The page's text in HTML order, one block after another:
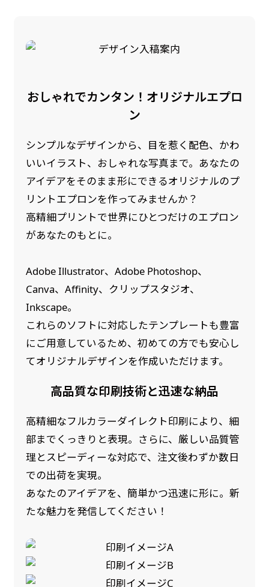
おしゃれでカンタン！オリジナルエプロ
ン
シンプルなデザインから、目を惹く配色、かわ
いいイラスト、おしゃれな写真まで。あなたの
アイデアをそのまま形にできるオリジナルのプ
リントエプロンを作ってみませんか？
高精細プリントで世界にひとつだけのエプロン
があなたのもとに。
Adobe Illustrator、Adobe Photoshop、
Canva、Affinity、クリップスタジオ、
Inkscape。
これらのソフトに対応したテンプレートも豊富
にご用意しているため、初めての方でも安心し
てオリジナルデザインを作成いただけます。
高品質な印刷技術と迅速な納品
高精細なフルカラーダイレクト印刷により、細
部までくっきりと表現。さらに、厳しい品質管
理とスピーディーな対応で、注文後わずか数日
での出荷を実現。
あなたのアイデアを、簡単かつ迅速に形に。新
たな魅力を発信してください！
Aバナー(60x180)
種のデザインを楽しむことができます。前からも
後ろからもアピールができる両面対応のバナーで
A面B面のデザイン変化を楽しんでお客様にアピ
ールするもよし、両面同じデザインでアピールす
るもよしです！
自由入力(60x180以内)
お好みのサイズで縦幕・横幕の作成が可能です。
長辺が180cm以内、短辺が60cm以内であれば自
由なサイズを指定下さい！
あんな場所こんな場所お好みのサイズでお好みの
（※cm単位での指定でおねがいいたします。）
自由入力(180x60以内)
長辺が180cm以内、短辺が60cm以内であれば自
由なサイズを指定下さい！
幕の製作をお楽しみください
（※cm単位での指定でおねがいいたします。）
レギュラーのれんは横幕の上部にチチを5か所つ
けて疑似的にのれんのような幕をつくります。お
店の入口付近の装飾に是非！
(180x30)
レギュラーのれんスリムは横幕の上部にチチを5
か所つけて疑似的にのれんのような幕をつくりま
す。
レギュラーのれんとの違いは縦のサイズが異なり
ます。（レギュラーのれん縦50cm／レギュラー
是非！